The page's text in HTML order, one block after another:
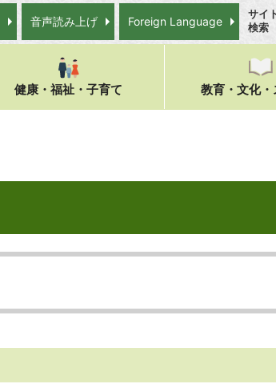
音声読み上げ Foreign Language
サイ
検索
健康・福祉・子育て 教育・文化・